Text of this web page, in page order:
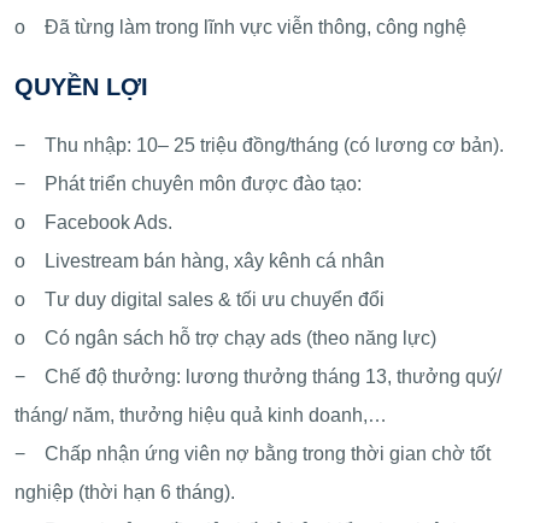
o Đã từng làm trong lĩnh vực viễn thông, công nghệ
QUYỀN LỢI
− Thu nhập: 10– 25 triệu đồng/tháng (có lương cơ bản).
− Phát triển chuyên môn được đào tạo:
o Facebook Ads.
o Livestream bán hàng, xây kênh cá nhân
o Tư duy digital sales & tối ưu chuyển đổi
o Có ngân sách hỗ trợ chạy ads (theo năng lực)
− Chế độ thưởng: lương thưởng tháng 13, thưởng quý/
tháng/ năm, thưởng hiệu quả kinh doanh,…
− Chấp nhận ứng viên nợ bằng trong thời gian chờ tốt
nghiệp (thời hạn 6 tháng).